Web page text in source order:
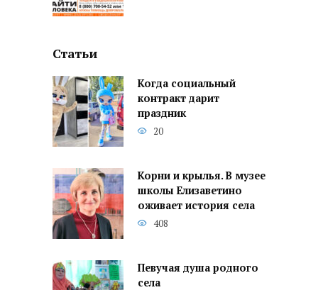
Статьи
Когда социальный
контракт дарит
праздник
20
Корни и крылья. В музее
школы Елизаветино
оживает история села
408
Певучая душа родного
села